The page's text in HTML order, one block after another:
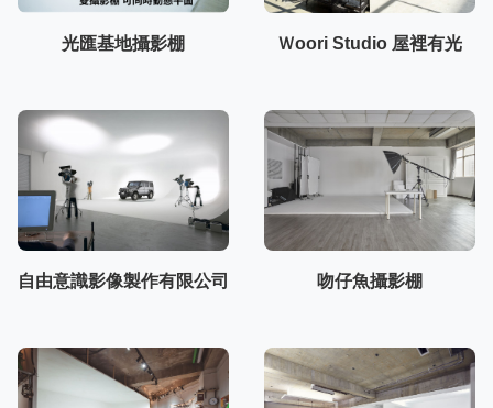
光匯基地攝影棚 Ｗoori Studio 屋裡有光
自由意識影像製作有限公司 吻仔魚攝影棚